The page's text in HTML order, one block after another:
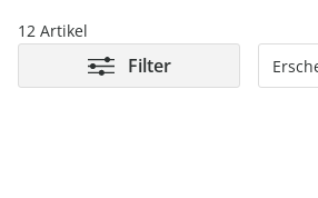
12 Artikel
Filter